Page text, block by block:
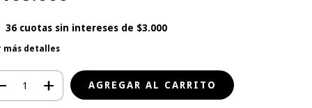
36 cuotas sin intereses de $3.000
más detalles